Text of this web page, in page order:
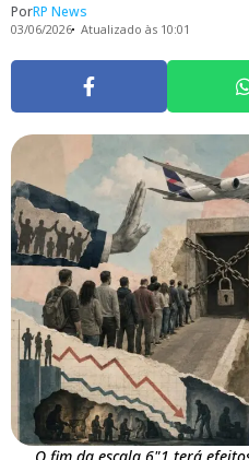
PorRP News
03/06/2026 Atualizado às 10:01